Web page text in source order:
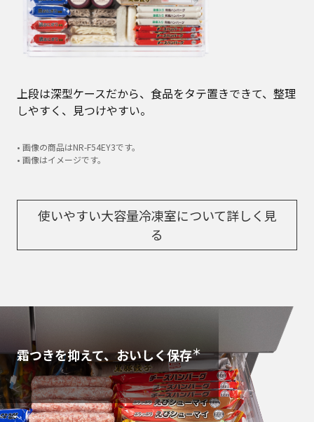
上段は深型ケースだから、食品をタテ置きできて、整理
しやすく、見つけやすい。
• 画像の商品はNR-F54EY3です。
• 画像はイメージです。
使いやすい大容量冷凍室について詳しく見
る
霜つきを抑えて、おいしく保存＊